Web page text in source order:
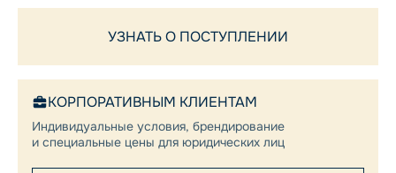
УЗНАТЬ О ПОСТУПЛЕНИИ
КОРПОРАТИВНЫМ КЛИЕНТАМ
Индивидуальные условия, брендирование
и специальные цены для юридических лиц